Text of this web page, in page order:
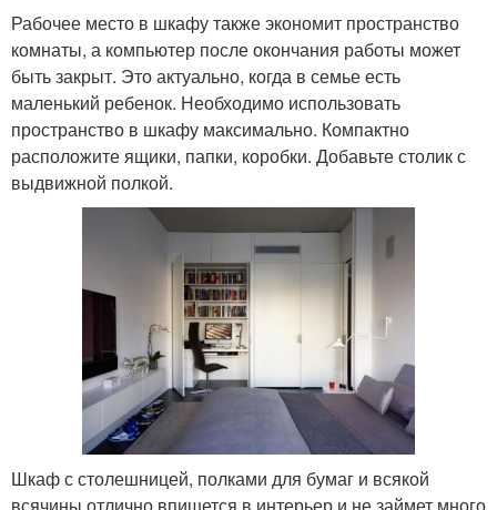
Рабочее место в шкафу также экономит пространство
комнаты, а компьютер после окончания работы может
быть закрыт. Это актуально, когда в семье есть
маленький ребенок. Необходимо использовать
пространство в шкафу максимально. Компактно
расположите ящики, папки, коробки. Добавьте столик с
выдвижной полкой.
Шкаф с столешницей, полками для бумаг и всякой